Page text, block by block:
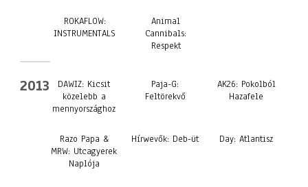
ROKAFLOW:
INSTRUMENTALS
Animal
Cannibals:
Respekt
2013
DAWIZ: Kicsit
közelebb a
mennyországhoz
Paja-G:
Feltörekvő
AK26: Pokolból
Hazafele
Razo Papa &
MRW: Utcagyerek
Naplója
Hírwevők: Deb​-​üt Day: Atlantisz